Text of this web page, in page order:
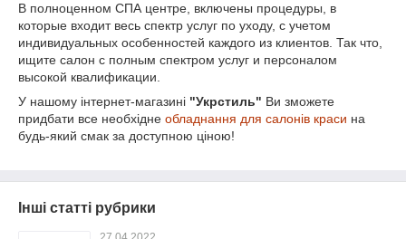
В полноценном СПА центре, включены процедуры, в
которые входит весь спектр услуг по уходу, с учетом
индивидуальных особенностей каждого из клиентов. Так что,
ищите салон с полным спектром услуг и персоналом
высокой квалификации.
У нашому інтернет-магазині "Укрстиль" Ви зможете
придбати все необхідне обладнання для салонів краси на
будь-який смак за доступною ціною!
Інші статті рубрики